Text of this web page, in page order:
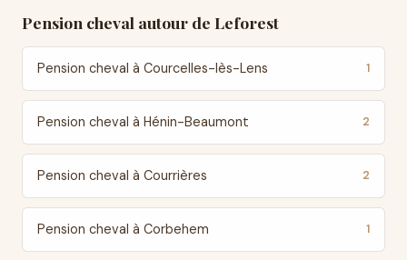
Pension cheval autour de Leforest
Pension cheval à Courcelles-lès-Lens 1
Pension cheval à Hénin-Beaumont 2
Pension cheval à Courrières 2
Pension cheval à Corbehem 1